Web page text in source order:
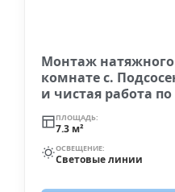
Монтаж
комнате с.
и чистая работа
ПЛОЩАДЬ:
7.3 м²
ОСВЕЩЕНИЕ:
Световые линии